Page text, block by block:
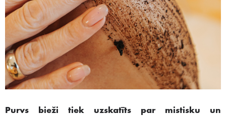
Purvs bieži tiek uzskatīts par mistisku un